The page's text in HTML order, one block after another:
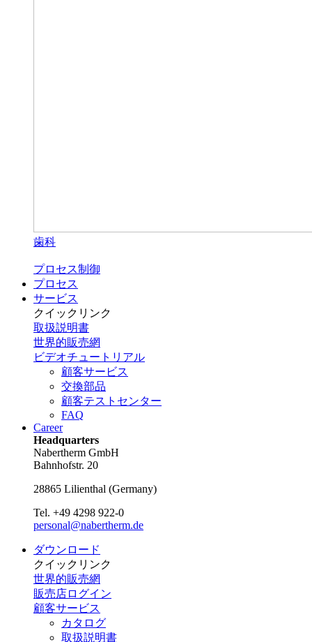
歯科
プロセス制御
プロセス
サービス
クイックリンク
取扱説明書
世界的販売網
ビデオチュートリアル
顧客サービス
交換部品
顧客テストセンター
FAQ
Career
Headquarters
Nabertherm GmbH
Bahnhofstr. 20
28865 Lilienthal (Germany)
Tel. +49 4298 922-0
personal@nabertherm.de
ダウンロード
クイックリンク
世界的販売網
販売店ログイン
顧客サービス
カタログ
取扱説明書